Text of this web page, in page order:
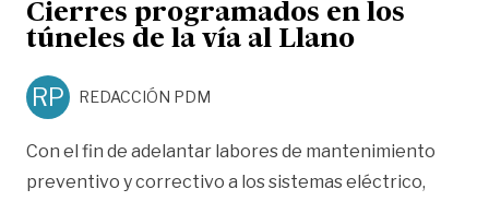
Cierres programados en los
túneles de la vía al Llano
RP REDACCIÓN PDM
Con el fin de adelantar labores de mantenimiento
preventivo y correctivo a los sistemas eléctrico,